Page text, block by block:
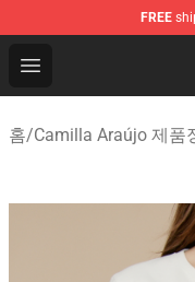
FREE
Open menu
Camilla Araújo
홈/Camilla Araújo 제품